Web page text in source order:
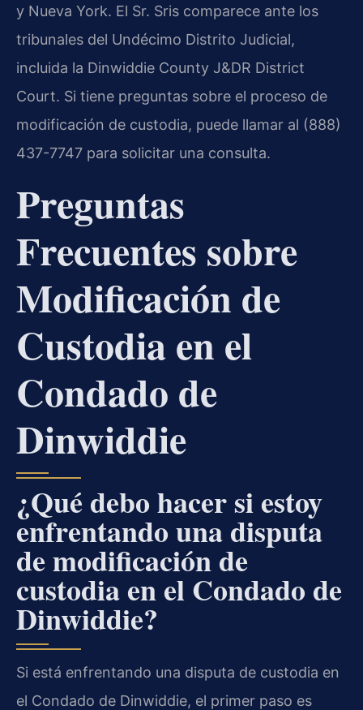
y Nueva York. El Sr. Sris comparece ante los
tribunales del Undécimo Distrito Judicial,
incluida la Dinwiddie County J&DR District
Court. Si tiene preguntas sobre el proceso de
modificación de custodia, puede llamar al (888)
437-7747 para solicitar una consulta.
Preguntas
Frecuentes sobre
Modificación de
Custodia en el
Condado de
Dinwiddie
¿Qué debo hacer si estoy
enfrentando una disputa
de modificación de
custodia en el Condado de
Dinwiddie?
Si está enfrentando una disputa de custodia en
el Condado de Dinwiddie, el primer paso es